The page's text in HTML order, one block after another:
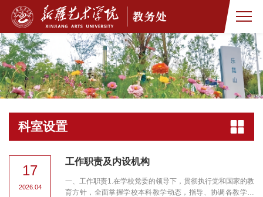
科室设置
17
2026.04
工作职责及内设机构
一、工作职责1.在学校党委的领导下，贯彻执行党和国家的教
育方针，全面掌握学校本科教学动态，指导、协调各教学单